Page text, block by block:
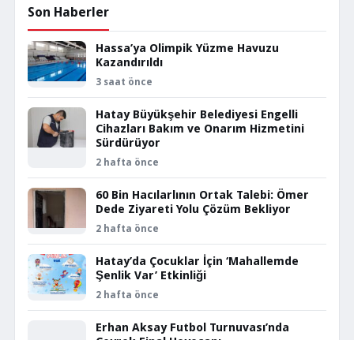
Son Haberler
Hassa’ya Olimpik Yüzme Havuzu
Kazandırıldı
3 saat önce
Hatay Büyükşehir Belediyesi Engelli
Cihazları Bakım ve Onarım Hizmetini
Sürdürüyor
2 hafta önce
60 Bin Hacılarlının Ortak Talebi: Ömer
Dede Ziyareti Yolu Çözüm Bekliyor
2 hafta önce
Hatay’da Çocuklar İçin ‘Mahallemde
Şenlik Var’ Etkinliği
2 hafta önce
Erhan Aksay Futbol Turnuvası’nda